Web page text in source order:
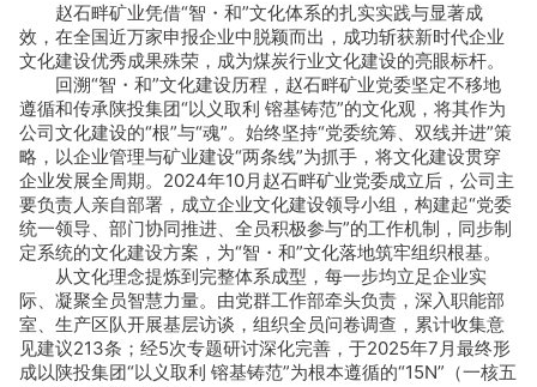
赵石畔矿业凭借“智・和”文化体系的扎实实践与显著成
效，在全国近万家申报企业中脱颖而出，成功斩获新时代企业
文化建设优秀成果殊荣，成为煤炭行业文化建设的亮眼标杆。
回溯“智・和”文化建设历程，赵石畔矿业党委坚定不移地
遵循和传承陕投集团“以义取利 镕基铸范”的文化观，将其作为
公司文化建设的“根”与“魂”。始终坚持“党委统筹、双线并进”策
略，以企业管理与矿业建设“两条线”为抓手，将文化建设贯穿
企业发展全周期。2024年10月赵石畔矿业党委成立后，公司主
要负责人亲自部署，成立企业文化建设领导小组，构建起“党委
统一领导、部门协同推进、全员积极参与”的工作机制，同步制
定系统的文化建设方案，为“智・和”文化落地筑牢组织根基。
从文化理念提炼到完整体系成型，每一步均立足企业实
际、凝聚全员智慧力量。由党群工作部牵头负责，深入职能部
室、生产区队开展基层访谈，组织全员问卷调查，累计收集意
见建议213条；经5次专题研讨深化完善，于2025年7月最终形
成以陕投集团“以义取利 镕基铸范”为根本遵循的“15N”（一核五